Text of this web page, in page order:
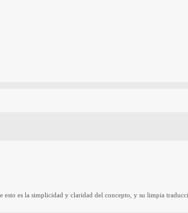
es la simplicidad y claridad del concepto, y su limpia